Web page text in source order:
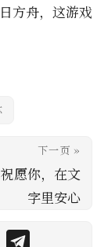
方舟，这游戏
下一页 »
愿你，在文
字里安心